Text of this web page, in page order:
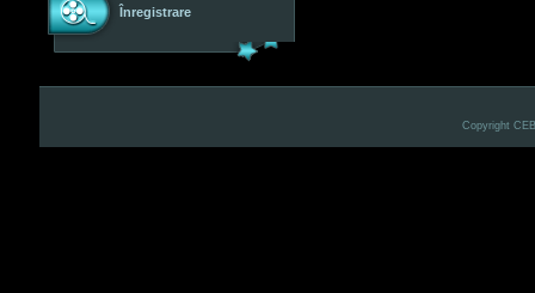
Înregistrare
Copyright